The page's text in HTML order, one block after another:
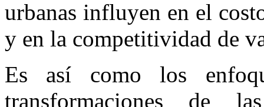
urbanas influyen en el
y en la competitividad de
Es así como los
transformaciones de